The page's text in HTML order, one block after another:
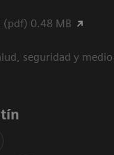
(pdf) 0.48 MB
seguridad y